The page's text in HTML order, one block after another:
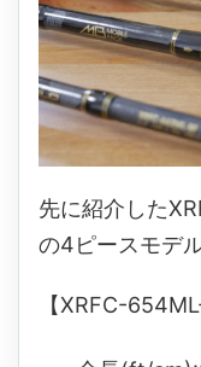
先に紹介した
の4ピースモデル
【XRFC-